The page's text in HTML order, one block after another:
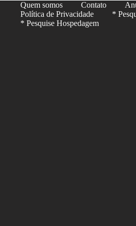
Quem somos Contato
Política de Privacidade
*
* Pesquise Hospedagem